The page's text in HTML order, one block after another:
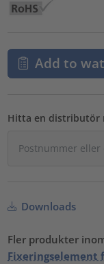
Add to
Hitta en distributör
Downloads
Fler produkter
Fixeringselement